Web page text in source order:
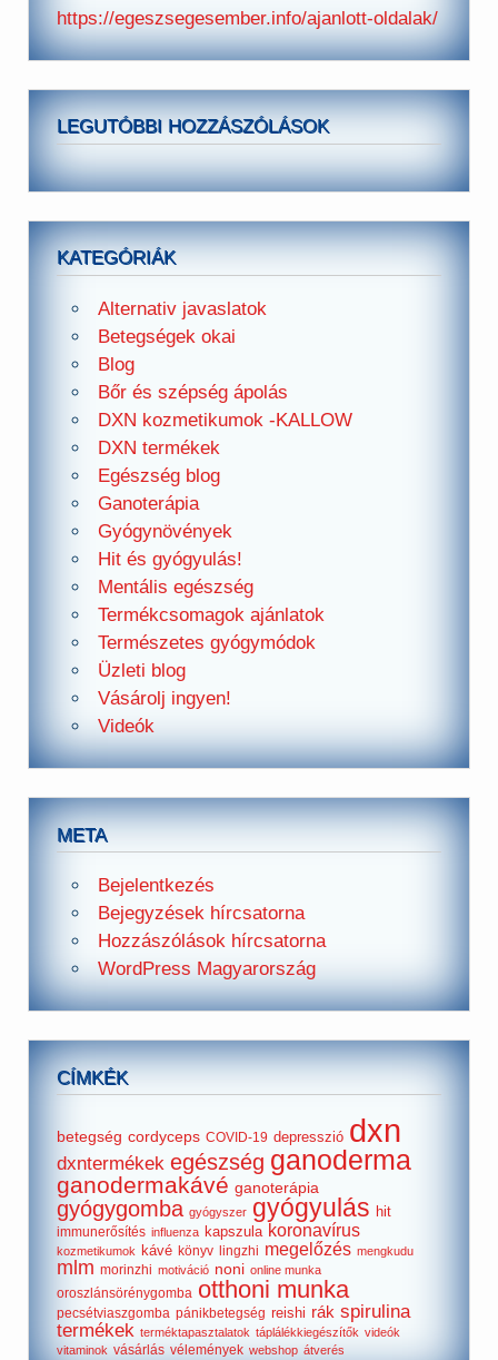
https://egeszsegesember.info/ajanlott-oldalak/
LEGUTÓBBI HOZZÁSZÓLÁSOK
KATEGÓRIÁK
Alternativ javaslatok
Betegségek okai
Blog
Bőr és szépség ápolás
DXN kozmetikumok -KALLOW
DXN termékek
Egészség blog
Ganoterápia
Gyógynövények
Hit és gyógyulás!
Mentális egészség
Termékcsomagok ajánlatok
Természetes gyógymódok
Üzleti blog
Vásárolj ingyen!
Videók
META
Bejelentkezés
Bejegyzések hírcsatorna
Hozzászólások hírcsatorna
WordPress Magyarország
CÍMKÉK
betegség cordyceps COVID-19 depresszió dxn
dxntermékek egészség ganoderma
ganodermakávé ganoterápia
gyógygomba gyógyszer gyógyulás hit
immunerősítés influenza kapszula koronavírus
kozmetikumok kávé könyv lingzhi megelőzés mengkudu
mlm morinzhi motiváció noni online munka
oroszlánsörénygomba otthoni munka
pecsétviaszgomba pánikbetegség reishi rák spirulina
termékek terméktapasztalatok táplálékkiegészítők videók
vitaminok vásárlás vélemények webshop átverés